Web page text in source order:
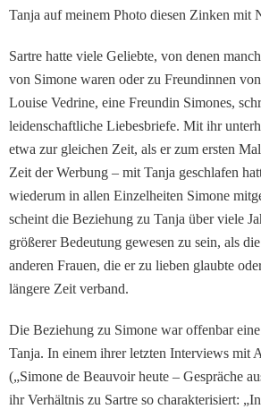
Tanja auf meinem Photo diesen Zinken mit
Sartre hatte viele Geliebte, von denen
von Simone wa­ren oder zu Freundinnen
Louise Vedrine, eine Freundin Si­mones,
leidenschaftliche Liebesbriefe. Mit ihr
etwa zur glei­chen Zeit, als er zum ersten
Zeit der Werbung – mit Tanja geschlafen
wiederum in allen Einzel­heiten Simone
scheint die Be­ziehung zu Tanja über viele
größerer Bedeutung gewesen zu sein, als
anderen Frauen, die er zu lieben glaubte
längere Zeit verband.
Die Beziehung zu Simone war offenbar
Tanja. In einem ihrer letzten Interviews mit
(„Simone de Be­auvoir heute – Gespräche
ihr Ver­hältnis zu Sartre so charakte­risiert: